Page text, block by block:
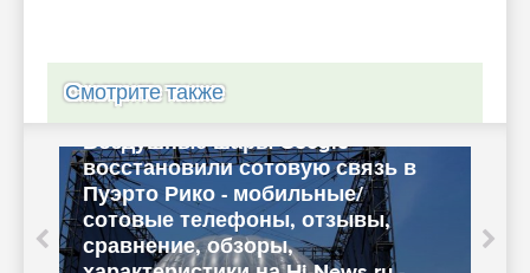
Смотрите также
Воздушные шары Google
восстановили сотовую связь в
Пуэрто Рико - мобильные/
сотовые телефоны, отзывы,
сравнение, обзоры,